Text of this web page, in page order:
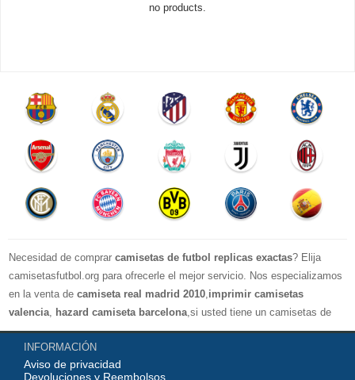
no products.
Necesidad de comprar camisetas de futbol replicas exactas? Elija
camisetasfutbol.org para ofrecerle el mejor servicio. Nos especializamos
en la venta de camiseta real madrid 2010,imprimir camisetas
valencia, hazard camiseta barcelona,si usted tiene un camisetas de
futbol favorito, le damos la bienvenida a nuestra tienda paracomprar, le
damos el mayor descuento, compras por más de 99 € envío gratis.
¡Elíjanos, elija un buen estado de ánimo, gracias por su compra!
INFORMACIÓN
Aviso de privacidad
Devoluciones y Reembolsos